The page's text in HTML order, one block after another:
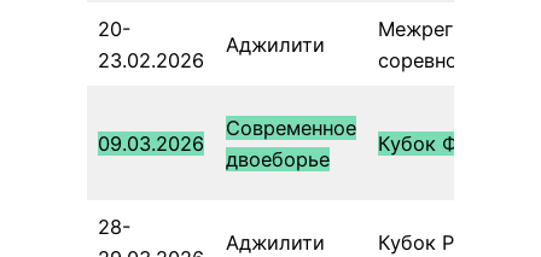
20-
23.02.2026
Аджилити
соревнования
09.03.2026
Современное
двоеборье
Кубок
28-
Аджилити Кубок России